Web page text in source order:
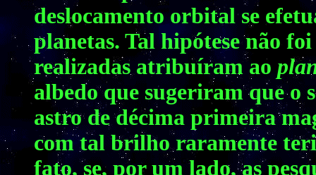
deslocamento orbital se
planetas. Tal hipótese não
realizadas atribuíram ao
albedo que sugeriram que o
astro de décima primeira
com tal brilho raramente
fato, se, por um lado, as